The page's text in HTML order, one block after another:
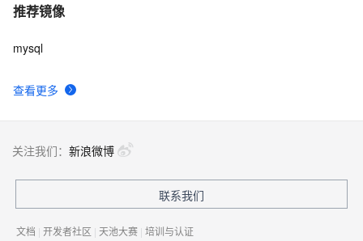
推荐镜像
查看更多
mysql
关注我们： 新浪微博
联系我们
文档 | 开发者社区 | 天池大赛 | 培训与认证